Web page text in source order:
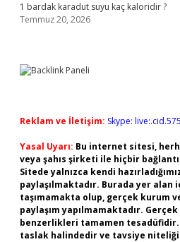
1 bardak karadut suyu kaç kaloridir ?
Temmuz 20, 2026
Reklam ve İletişim: Skype:
Yasal Uyarı: Bu internet sitesi,
veya şahıs şirketi ile hiçbir
Sitede yalnızca kendi
paylaşılmaktadır. Burada yer
taşımamakta olup, gerçek kurum
paylaşım yapılmamaktadır.
benzerlikleri tamamen
taslak halindedir ve tavsiye niteliği